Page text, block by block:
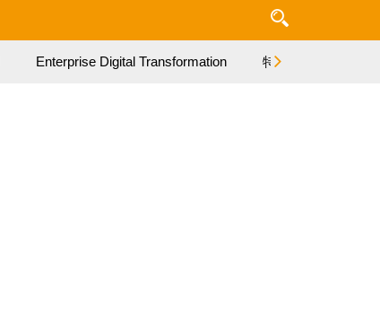
Enterprise Digital Transformation 特集